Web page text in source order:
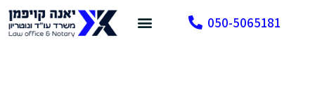
050-5065181